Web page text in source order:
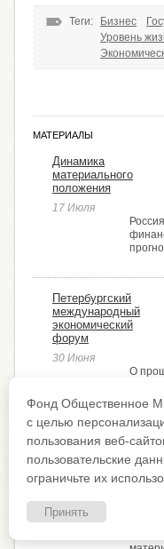
Теги: Бизнес
Уровень
МАТЕРИАЛЫ
Динамика
материального
положения
17 Июля
Петербургский
международный
экономический
форум
30 Июня
О
сейчас
Динамика
положения
25 Июня
Фонд Общественное
с целью
пользования веб-
пользовательские
ограничьте их
Принять